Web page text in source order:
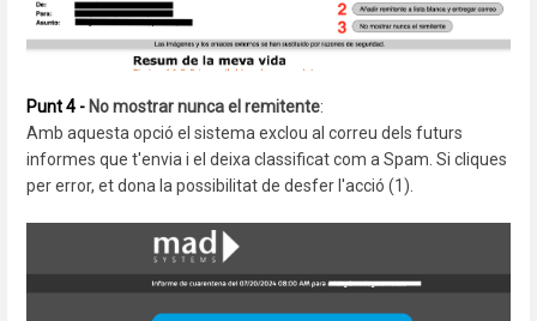
Punt 4 - No mostrar nunca el remitente:
Amb aquesta opció el sistema exclou al correu dels futurs
informes que t'envia i el deixa classificat com a Spam. Si cliques
per error, et dona la possibilitat de desfer l'acció (1).